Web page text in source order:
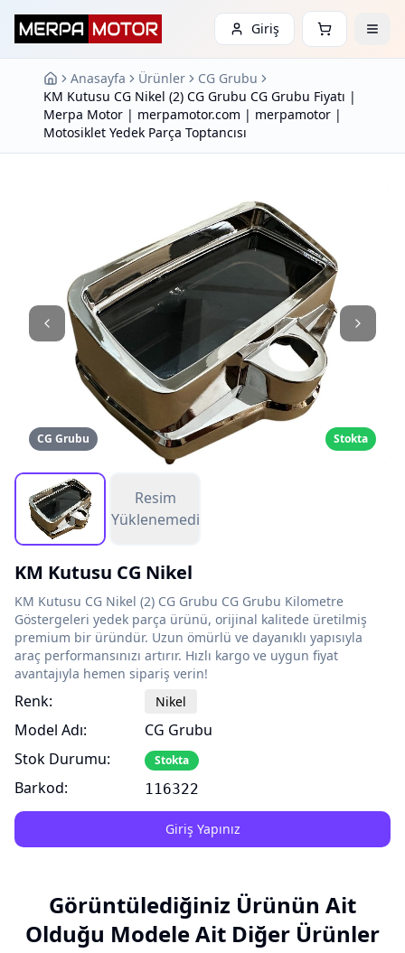
Giriş
Anasayfa Ürünler
CG Grubu
KM Kutusu CG Nikel (2) CG Grubu CG Grubu Fiyatı |
Merpa Motor | merpamotor.com | merpamotor |
Motosiklet Yedek Parça Toptancısı
CG Grubu Stokta
Resim
Yüklenemedi
KM Kutusu CG Nikel
KM Kutusu CG Nikel (2) CG Grubu CG Grubu Kilometre
Göstergeleri yedek parça ürünü, orijinal kalitede üretilmiş
premium bir üründür. Uzun ömürlü ve dayanıklı yapısıyla
araç performansınızı artırır. Hızlı kargo ve uygun fiyat
avantajıyla hemen sipariş verin!
Renk:
Model Adı:
Stok Durumu:
Barkod:
Nikel
CG Grubu
Stokta
116322
Giriş Yapınız
Görüntülediğiniz Ürünün Ait
Olduğu Modele Ait Diğer Ürünler